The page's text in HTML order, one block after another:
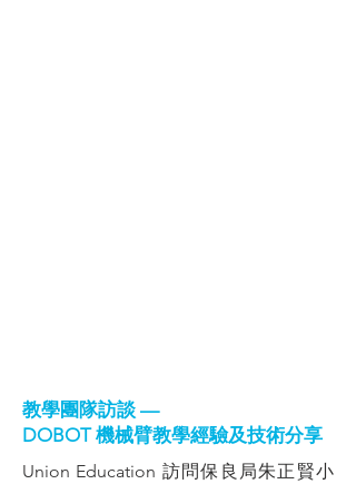
教學團隊訪談 —
DOBOT 機械臂教學經驗及技術分享
Union Education 訪問保良局朱正賢小